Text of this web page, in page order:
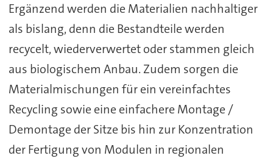
Ergänzend werden die Materialien nachhaltiger
als bislang, denn die Bestandteile werden
recycelt, wiederverwertet oder stammen gleich
aus biologischem Anbau. Zudem sorgen die
Materialmischungen für ein vereinfachtes
Recycling sowie eine einfachere Montage /
Demontage der Sitze bis hin zur Konzentration
der Fertigung von Modulen in regionalen